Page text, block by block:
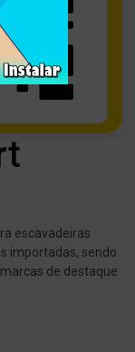
escavadeiras
importadas, sendo
de destaque